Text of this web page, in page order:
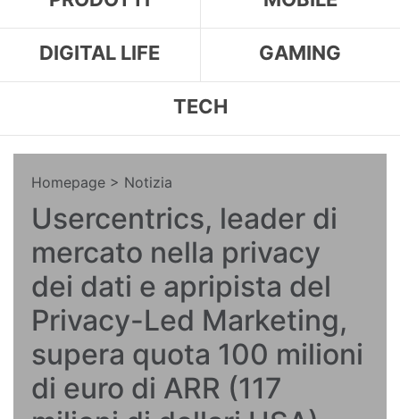
DIGITAL LIFE GAMING
TECH
Homepage > Notizia
Usercentrics, leader di
mercato nella privacy
dei dati e apripista del
Privacy-Led Marketing,
supera quota 100 milioni
di euro di ARR (117